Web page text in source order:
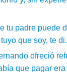
tu padre puede
que soy, te
ofreció
que pagar era